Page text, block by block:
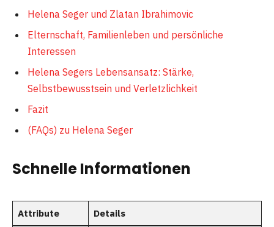
Helena Seger und Zlatan Ibrahimovic
Elternschaft, Familienleben und persönliche
Interessen
Helena Segers Lebensansatz: Stärke,
Selbstbewusstsein und Verletzlichkeit
Fazit
(FAQs) zu Helena Seger
Schnelle Informationen
Attribute Details